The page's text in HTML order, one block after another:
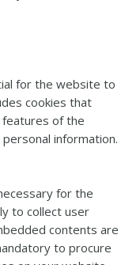
for the website to
cookies that
features of the
information.
for the
to collect user
contents are
to procure